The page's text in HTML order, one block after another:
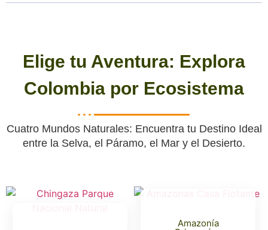
Elige tu Aventura: Explora
Colombia por Ecosistema
Cuatro Mundos Naturales: Encuentra tu Destino Ideal
entre la Selva, el Páramo, el Mar y el Desierto.
Amazonía